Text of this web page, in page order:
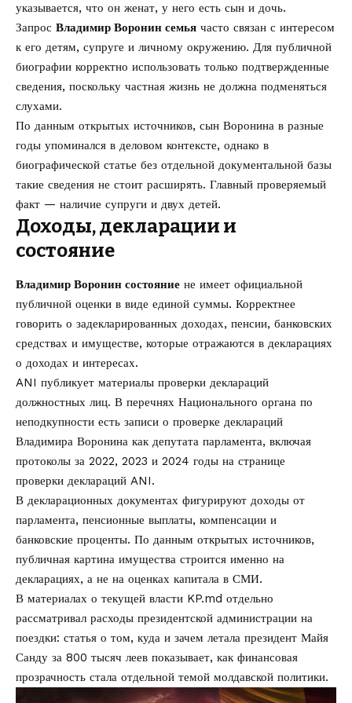
указывается, что он женат, у него есть сын и дочь.
Запрос Владимир Воронин семья часто связан с интересом
к его детям, супруге и личному окружению. Для публичной
биографии корректно использовать только подтвержденные
сведения, поскольку частная жизнь не должна подменяться
слухами.
По данным открытых источников, сын Воронина в разные
годы упоминался в деловом контексте, однако в
биографической статье без отдельной документальной базы
такие сведения не стоит расширять. Главный проверяемый
факт — наличие супруги и двух детей.
Доходы, декларации и
состояние
Владимир Воронин состояние не имеет официальной
публичной оценки в виде единой суммы. Корректнее
говорить о задекларированных доходах, пенсии, банковских
средствах и имуществе, которые отражаются в декларациях
о доходах и интересах.
ANI публикует материалы проверки деклараций
должностных лиц. В перечнях Национального органа по
неподкупности есть записи о проверке деклараций
Владимира Воронина как депутата парламента, включая
протоколы за 2022, 2023 и 2024 годы на странице
проверки деклараций ANI.
В декларационных документах фигурируют доходы от
парламента, пенсионные выплаты, компенсации и
банковские проценты. По данным открытых источников,
публичная картина имущества строится именно на
декларациях, а не на оценках капитала в СМИ.
В материалах о текущей власти KP.md отдельно
рассматривал расходы президентской администрации на
поездки: статья о том, куда и зачем летала президент Майя
Санду за 800 тысяч леев показывает, как финансовая
прозрачность стала отдельной темой молдавской политики.